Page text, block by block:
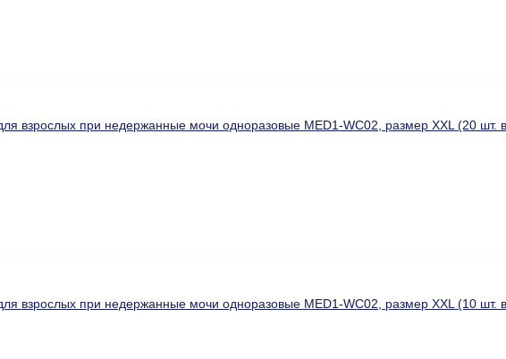
взрослых при недержанные мочи одноразовые MED1-WC02, размер XХL (20 шт. в
взрослых при недержанные мочи одноразовые MED1-WC02, размер XХL (10 шт. в